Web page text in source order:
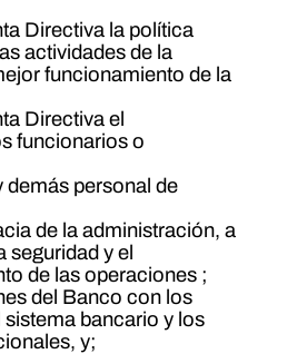
Directiva la política
actividades de la
funcionamiento de la
Directiva el
funcionarios o
demás personal de
de la administración, a
seguridad y el
de las operaciones ;
del Banco con los
bancario y los
y;